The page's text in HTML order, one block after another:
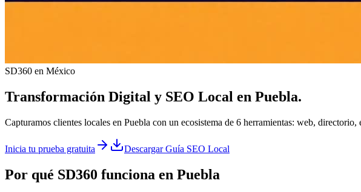
SD360 en México
Transformación Digital y SEO Local en Puebla.
Capturamos clientes locales en Puebla con un ecosistema de 6 herramientas: web,
Inicia tu prueba gratuita Descargar Guía SEO Local
Por qué SD360 funciona en Puebla